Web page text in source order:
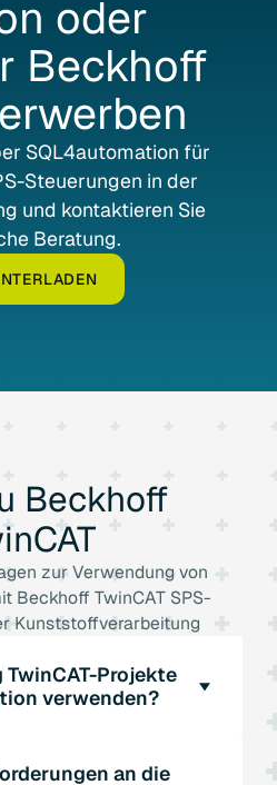
oder
Beckhoff
erwerben
SQL4automation für
Steuerungen in der
und kontaktieren Sie
Beratung.
Beckhoff
zur Verwendung von
Beckhoff TwinCAT SPS-
Kunststoffverarbeitung
Projekte
verwenden?
an die